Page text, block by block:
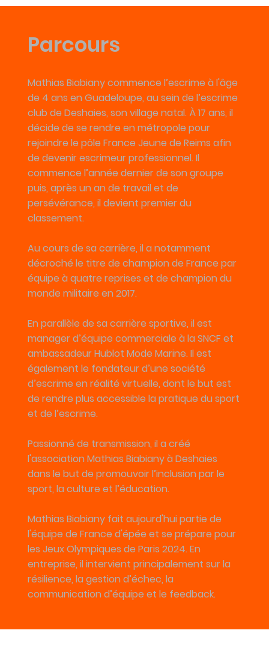
Parcours
Mathias Biabiany commence l’escrime à l'âge
de 4 ans en Guadeloupe, au sein de l’escrime
club de Deshaies, son village natal. À 17 ans, il
décide de se rendre en métropole pour
rejoindre le pôle France Jeune de Reims afin
de devenir escrimeur professionnel. Il
commence l’année dernier de son groupe
puis, après un an de travail et de
persévérance, il devient premier du
classement.
Au cours de sa carrière, il a notamment
décroché le titre de champion de France par
équipe à quatre reprises et de champion du
monde militaire en 2017.
En parallèle de sa carrière sportive, il est
manager d’équipe commerciale à la SNCF et
ambassadeur Hublot Mode Marine. Il est
également le fondateur d’une société
d’escrime en réalité virtuelle, dont le but est
de rendre plus accessible la pratique du sport
et de l’escrime.
Passionné de transmission, il a créé
l'association Mathias Biabiany à Deshaies
dans le but de promouvoir l’inclusion par le
sport, la culture et l’éducation.
Mathias Biabiany fait aujourd'hui partie de
l'équipe de France d'épée et se prépare pour
les Jeux Olympiques de Paris 2024. En
entreprise, il intervient principalement sur la
résilience, la gestion d’échec, la
communication d’équipe et le feedback.